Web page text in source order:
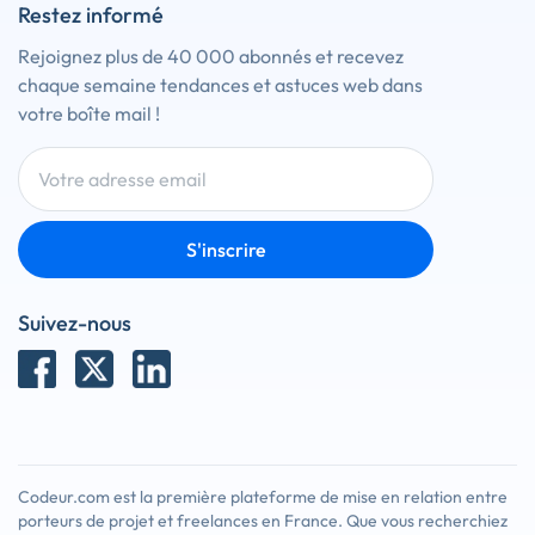
Restez informé
Rejoignez plus de 40 000 abonnés et recevez
chaque semaine tendances et astuces web dans
votre boîte mail !
S'inscrire
Suivez-nous
Codeur.com est la première plateforme de mise en relation entre
porteurs de projet et freelances en France. Que vous recherchiez